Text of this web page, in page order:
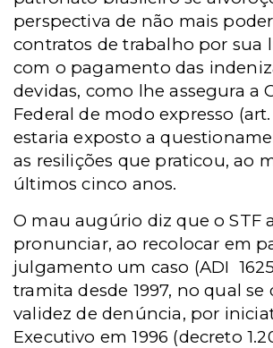
perspectiva de não mais
contratos de trabalho por sua
com o pagamento das
devidas, como lhe assegura a
Federal de modo expresso (art.
estaria exposto a
as resilições que praticou, ao
últimos cinco anos.
O mau augúrio diz que o STF
pronunciar, ao recolocar em
julgamento um caso (ADI
tramita desde 1997, no qual se
validez de denúncia, por
Executivo em 1996 (decreto